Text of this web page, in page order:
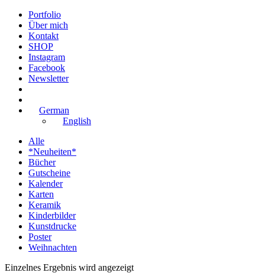
Portfolio
Über mich
Kontakt
SHOP
Instagram
Facebook
Newsletter
German
English
Alle
*Neuheiten*
Bücher
Gutscheine
Kalender
Karten
Keramik
Kinderbilder
Kunstdrucke
Poster
Weihnachten
Einzelnes Ergebnis wird angezeigt